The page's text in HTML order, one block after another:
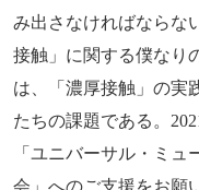
み出さなければならな
接触」に関する僕なり
は、「濃厚接触」の実
たちの課題である。
「ユニバーサル・ミュ
会」へのご支援をお願